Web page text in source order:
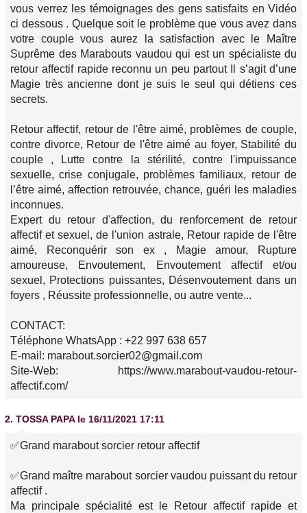
vous verrez les témoignages des gens satisfaits en Vidéo
ci dessous . Quelque soit le problème que vous avez dans
votre couple vous aurez la satisfaction avec le Maître
Suprême des Marabouts vaudou qui est un spécialiste du
retour affectif rapide reconnu un peu partout Il s’agit d’une
Magie très ancienne dont je suis le seul qui détiens ces
secrets.
Retour affectif, retour de l'être aimé, problèmes de couple,
contre divorce, Retour de l'être aimé au foyer, Stabilité du
couple , Lutte contre la stérilité, contre l'impuissance
sexuelle, crise conjugale, problèmes familiaux, retour de
l’être aimé, affection retrouvée, chance, guéri les maladies
inconnues.
Expert du retour d'affection, du renforcement de retour
affectif et sexuel, de l'union astrale, Retour rapide de l'être
aimé, Reconquérir son ex , Magie amour, Rupture
amoureuse, Envoutement, Envoutement affectif et/ou
sexuel, Protections puissantes, Désenvoutement dans un
foyers , Réussite professionnelle, ou autre vente...
CONTACT:
Téléphone WhatsApp : +22 997 638 657
E-mail: marabout.sorcier02@gmail.com
Site-Web: https://www.marabout-vaudou-retour-
affectif.com/
2. TOSSA PAPA le 16/11/2021 17:11
✅Grand marabout sorcier retour affectif
✅Grand maître marabout sorcier vaudou puissant du retour
affectif .
Ma principale spécialité est le Retour affectif rapide et